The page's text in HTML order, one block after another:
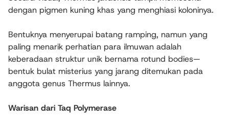
dengan pigmen kuning khas yang menghiasi koloninya.
Bentuknya menyerupai batang ramping, namun yang
paling menarik perhatian para ilmuwan adalah
keberadaan struktur unik bernama rotund bodies—
bentuk bulat misterius yang jarang ditemukan pada
anggota genus Thermus lainnya.
Warisan dari Taq Polymerase